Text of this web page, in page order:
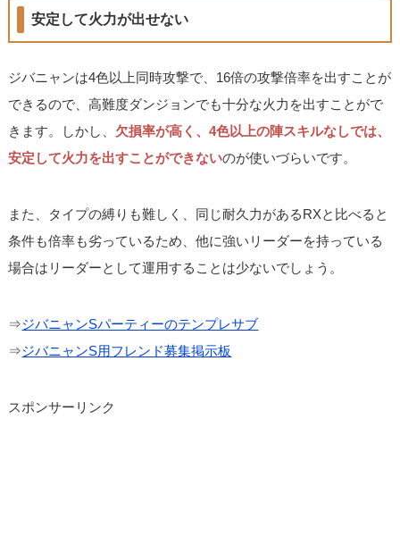
安定して火力が出せない
ジバニャンは4色以上同時攻撃で、16倍の攻撃倍率を出すことが
できるので、高難度ダンジョンでも十分な火力を出すことがで
きます。しかし、 欠損率が高く、4色以上の陣スキルなしでは、
安定して火力を出すことができないのが使いづらいです。
また、タイプの縛りも難しく、同じ耐久力があるRXと比べると
条件も倍率も劣っているため、他に強いリーダーを持っている
場合はリーダーとして運用することは少ないでしょう。
⇒ジバニャンSパーティーのテンプレサブ
⇒ジバニャンS用フレンド募集掲示板
スポンサーリンク